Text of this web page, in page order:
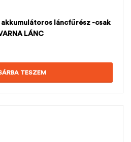
akkumulátoros láncfűrész -csak
LÁNC
TESZEM